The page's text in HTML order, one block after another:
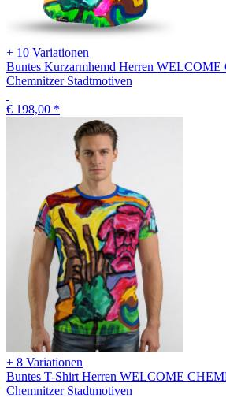
+ 10 Variationen
Buntes Kurzarmhemd Herren
Chemnitzer Stadtmotiven
€ 198,00 *
+ 8 Variationen
Buntes T-Shirt Herren WELCOME
Chemnitzer Stadtmotiven